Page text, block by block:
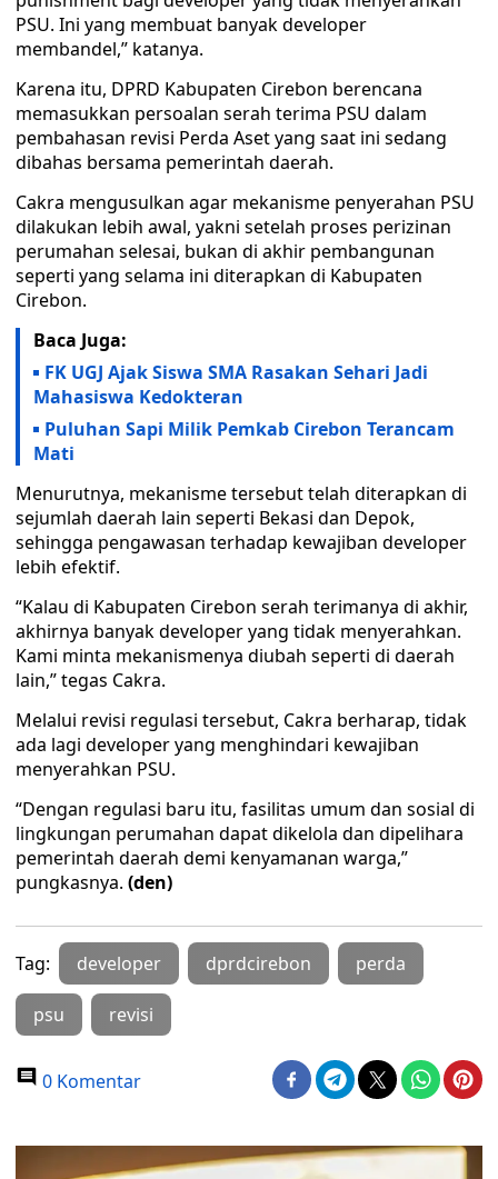
PSU. Ini yang membuat banyak developer
membandel,” katanya.
Karena itu, DPRD Kabupaten Cirebon berencana
memasukkan persoalan serah terima PSU dalam
pembahasan revisi Perda Aset yang saat ini sedang
dibahas bersama pemerintah daerah.
Cakra mengusulkan agar mekanisme penyerahan PSU
dilakukan lebih awal, yakni setelah proses perizinan
perumahan selesai, bukan di akhir pembangunan
seperti yang selama ini diterapkan di Kabupaten
Cirebon.
Baca Juga:
FK UGJ Ajak Siswa SMA Rasakan Sehari Jadi
Mahasiswa Kedokteran
Puluhan Sapi Milik Pemkab Cirebon Terancam
Mati
Menurutnya, mekanisme tersebut telah diterapkan di
sejumlah daerah lain seperti Bekasi dan Depok,
sehingga pengawasan terhadap kewajiban developer
lebih efektif.
“Kalau di Kabupaten Cirebon serah terimanya di akhir,
akhirnya banyak developer yang tidak menyerahkan.
Kami minta mekanismenya diubah seperti di daerah
lain,” tegas Cakra.
Melalui revisi regulasi tersebut, Cakra berharap, tidak
ada lagi developer yang menghindari kewajiban
menyerahkan PSU.
“Dengan regulasi baru itu, fasilitas umum dan sosial di
lingkungan perumahan dapat dikelola dan dipelihara
pemerintah daerah demi kenyamanan warga,”
pungkasnya. (den)
Tag: developer dprdcirebon perda
psu revisi
0 Komentar